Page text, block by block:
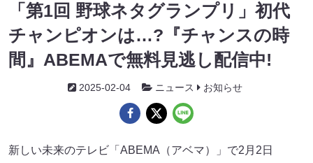
「第1回 野球ネタグランプリ」初代
チャンピオンは…?『チャンスの時
間』ABEMAで無料見逃し配信中!
2025-02-04 ニュース お知らせ
新しい未来のテレビ「ABEMA（アベマ）」で2月2日